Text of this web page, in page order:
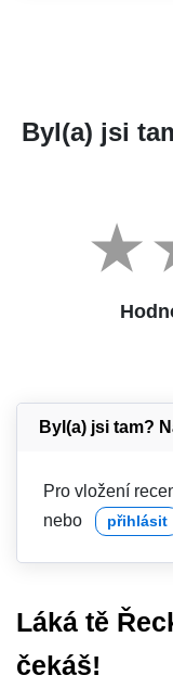
Byl(a) jsi
Byl(a) jsi tam?
Pro vložení
nebo přihlásit
Láká tě
čekáš!